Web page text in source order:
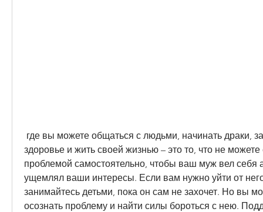
здоровье и жить своей жизнью – это то, что не можете
проблемой самостоятельно, чтобы ваш муж вел себя
ущемлял ваши интересы. Если вам нужно уйти от
занимайтесь детьми, пока он сам не захочет. Но вы
осознать проблему и найти силы бороться с нею.